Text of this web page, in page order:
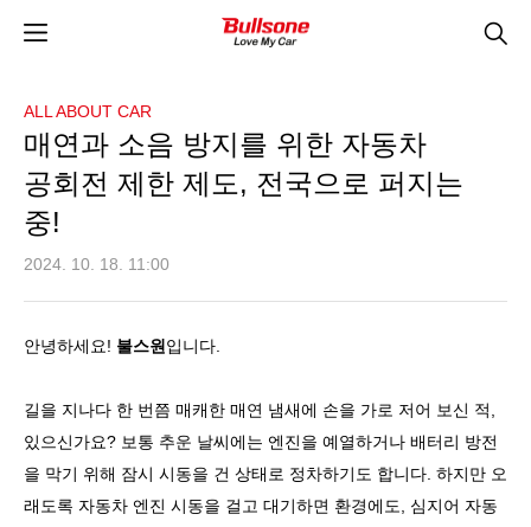
ALL ABOUT CAR
매연과 소음 방지를 위한 자동차
공회전 제한 제도, 전국으로 퍼지는
중!
2024. 10. 18. 11:00
안녕하세요! 불스원 입니다
길을 지나다 한 번쯤 매캐한 매연 냄새에 손을 가로 저어 보신 적
있으신가요? 보통 추운 날씨에는 엔진을 예열하거나 배터리 방전
을 막기 위해 잠시 시동을 건 상태로 정차하기도 합니다 하지만 오
래도록 자동차 엔진 시동을 걸고 대기하면 환경에도
심지어 자동